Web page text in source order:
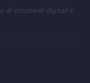
di strumenti digitali e